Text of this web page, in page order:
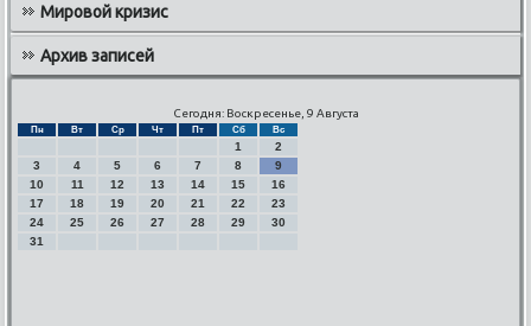
Мировой кризис
Архив записей
Сегодня: Воскресенье, 9 Августа
Пн Вт Ср Чт Пт Сб Вс
1
2
3
4 5 6 7 8
9
10
11 12 13 14 15
16
17
18 19 20 21 22
23
24
25 26 27 28 29
30
31